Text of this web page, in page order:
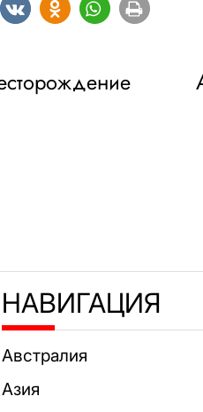
НАВИГАЦИЯ
Австралия
Азия